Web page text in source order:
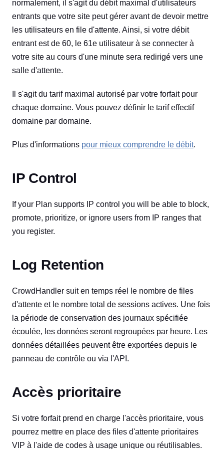
normalement, il s'agit du débit maximal d'utilisateurs
entrants que votre site peut gérer avant de devoir mettre
les utilisateurs en file d'attente. Ainsi, si votre débit
entrant est de 60, le 61e utilisateur à se connecter à
votre site au cours d'une minute sera redirigé vers une
salle d'attente.
Il s'agit du tarif maximal autorisé par votre forfait pour
chaque domaine. Vous pouvez définir le tarif effectif
domaine par domaine.
Plus d'informations pour mieux comprendre le débit.
IP Control
If your Plan supports IP control you will be able to block,
promote, prioritize, or ignore users from IP ranges that
you register.
Log Retention
CrowdHandler suit en temps réel le nombre de files
d'attente et le nombre total de sessions actives. Une fois
la période de conservation des journaux spécifiée
écoulée, les données seront regroupées par heure. Les
données détaillées peuvent être exportées depuis le
panneau de contrôle ou via l'API.
Accès prioritaire
Si votre forfait prend en charge l'accès prioritaire, vous
pourrez mettre en place des files d'attente prioritaires
VIP à l'aide de codes à usage unique ou réutilisables.